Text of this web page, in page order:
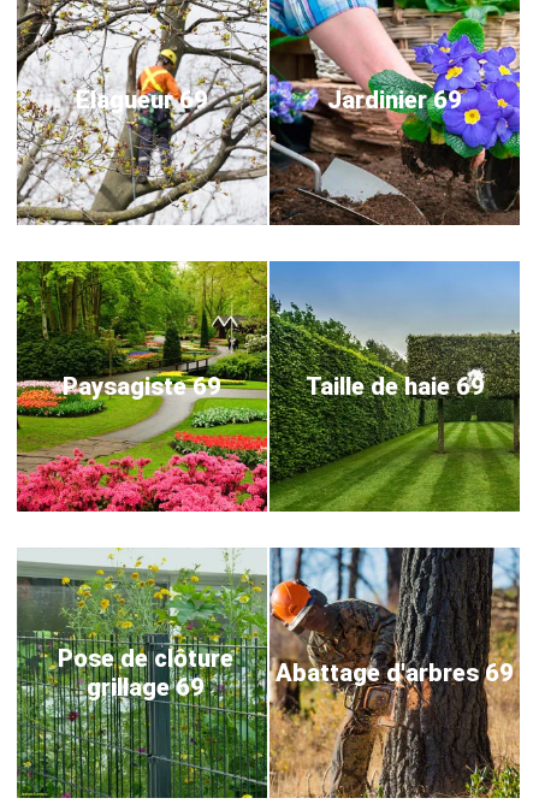
Elagueur 69 Jardinier 69
Paysagiste 69 Taille de haie 69
Pose de clôture
grillage 69
Abattage d'arbres 69